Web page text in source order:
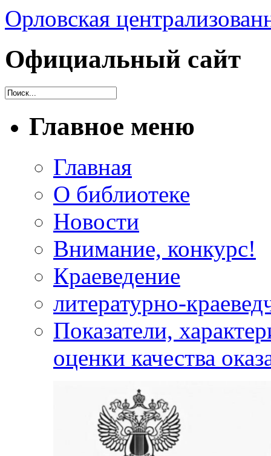
Орловская
Официальный сайт
Главное меню
Главная
О библиотеке
Новости
Внимание, конкурс!
Краеведение
литературно-
Показатели,
оценки качества